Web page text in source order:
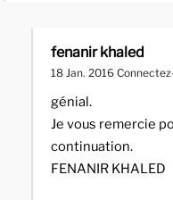
fenanir khaled
18 Jan. 2016
génial.
Je vous remercie
continuation.
FENANIR KHALED